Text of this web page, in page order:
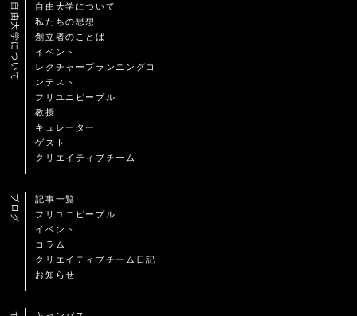
自由大学について
自由大学について
私たちの思想
創立者のことば
イベント
レクチャープランニングコ
ンテスト
フリユニピープル
教授
キュレーター
ゲスト
クリエイティブチーム
ブログ
記事一覧
フリユニピープル
イベント
コラム
クリエイティブチーム日記
お知らせ